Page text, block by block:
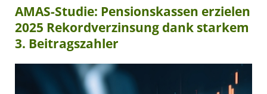
AMAS-Studie: Pensionskassen erzielen
2025 Rekordverzinsung dank starkem
3. Beitragszahler